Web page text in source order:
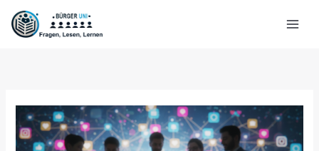
Zum
Inhalt
springen